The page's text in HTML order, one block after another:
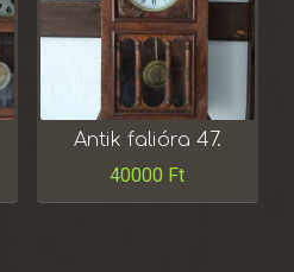
Antik falióra 47.
40000 Ft